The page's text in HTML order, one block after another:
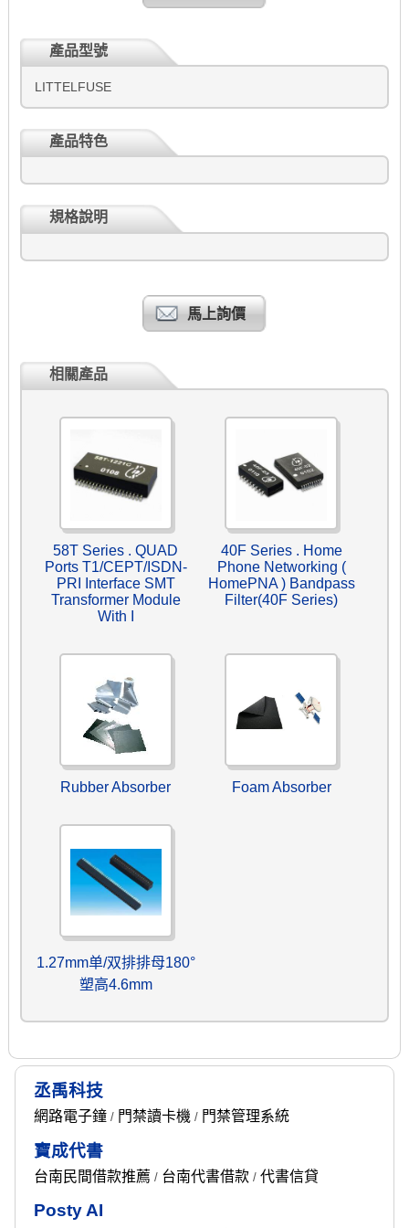
產品型號
LITTELFUSE
產品特色
規格說明
馬上詢價
相關產品
58T Series . QUAD
Ports T1/CEPT/ISDN-
PRI Interface SMT
Transformer Module
With I
40F Series . Home
Phone Networking (
HomePNA ) Bandpass
Filter(40F Series)
Rubber Absorber Foam Absorber
1.27mm单/双排排母180°
塑高4.6mm
丞禹科技
網路電子鐘/ 門禁讀卡機/ 門禁管理系統
寶成代書
台南民間借款推薦 / 台南代書借款/ 代書信貸
Posty AI